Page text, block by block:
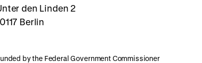
den Linden 2
Berlin
by the Federal Government Commissioner